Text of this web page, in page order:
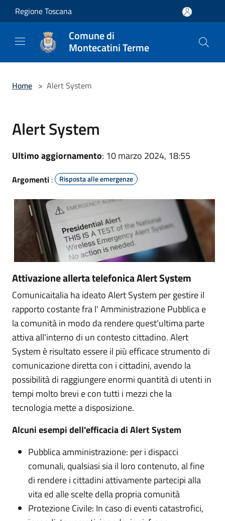
Salta al contenuto principale
Regione Toscana
Comune di
Montecatini Terme
Home > Alert System
Alert System
Ultimo aggiornamento: 10 marzo 2024, 18:55
Argomenti : Risposta alle emergenze
Attivazione allerta telefonica Alert System
Comunicaitalia ha ideato Alert System per gestire il
rapporto costante fra l' Amministrazione Pubblica e
la comunità in modo da rendere quest'ultima parte
attiva all'interno di un contesto cittadino. Alert
System è risultato essere il più efficace strumento di
comunicazione diretta con i cittadini, avendo la
possibilità di raggiungere enormi quantità di utenti in
tempi molto brevi e con tutti i mezzi che la
tecnologia mette a disposizione.
Alcuni esempi dell'efficacia di Alert System
Pubblica amministrazione: per i dispacci
comunali, qualsiasi sia il loro contenuto, al fine
di rendere i cittadini attivamente partecipi alla
vita ed alle scelte della propria comunità
Protezione Civile: In caso di eventi catastrofici,